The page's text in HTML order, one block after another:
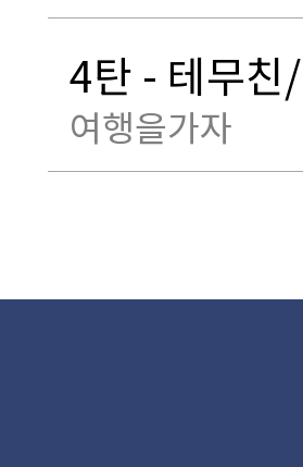
4탄 - 테무친
여행을가자